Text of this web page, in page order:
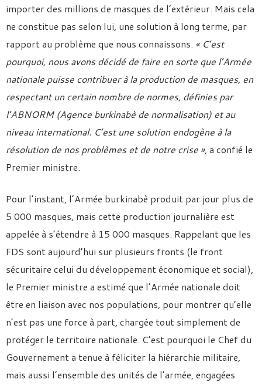
importer des millions de masques de l’extérieur. Mais cela
ne constitue pas selon lui, une solution à long terme, par
rapport au problème que nous connaissons. « C’est
pourquoi, nous avons décidé de faire en sorte que l’Armée
nationale puisse contribuer à la production de masques, en
respectant un certain nombre de normes, définies par
l’ABNORM (Agence burkinabè de normalisation) et au
niveau international. C’est une solution endogène à la
résolution de nos problèmes et de notre crise », a confié le
Premier ministre.
Pour l’instant, l’Armée burkinabè produit par jour plus de
5 000 masques, mais cette production journalière est
appelée à s’étendre à 15 000 masques. Rappelant que les
FDS sont aujourd’hui sur plusieurs fronts (le front
sécuritaire celui du développement économique et social),
le Premier ministre a estimé que l’Armée nationale doit
être en liaison avec nos populations, pour montrer qu’elle
n’est pas une force à part, chargée tout simplement de
protéger le territoire nationale. C’est pourquoi le Chef du
Gouvernement a tenue à féliciter la hiérarchie militaire,
mais aussi l’ensemble des unités de l’armée, engagées